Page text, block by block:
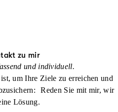
zu mir
und individuell.
um Ihre Ziele zu erreichen und
Reden Sie mit mir, wir
Lösung.